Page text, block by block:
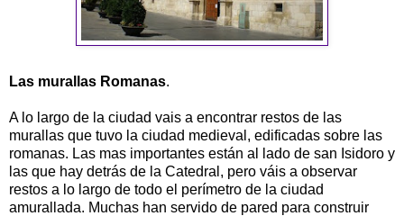
Las murallas Romanas.
A lo largo de la ciudad vais a encontrar restos de las
murallas que tuvo la ciudad medieval, edificadas sobre las
romanas. Las mas importantes están al lado de san Isidoro y
las que hay detrás de la Catedral, pero váis a observar
restos a lo largo de todo el perímetro de la ciudad
amurallada. Muchas han servido de pared para construir